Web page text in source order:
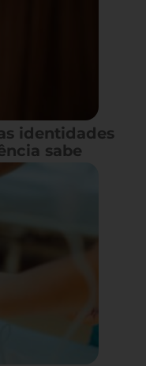
identidades
sabe